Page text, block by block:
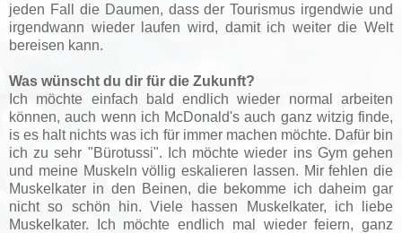
jeden Fall die Daumen, dass der Tourismus irgendwie und
irgendwann wieder laufen wird, damit ich weiter die Welt
bereisen kann.
Was wünscht du dir für die Zukunft?
Ich möchte einfach bald endlich wieder normal arbeiten
können, auch wenn ich McDonald's auch ganz witzig finde,
is es halt nichts was ich für immer machen möchte. Dafür bin
ich zu sehr "Bürotussi".
Ich möchte wieder ins Gym gehen
und meine Muskeln völlig eskalieren lassen. Mir fehlen die
Muskelkater in den Beinen, die bekomme ich daheim gar
nicht so schön hin. Viele hassen Muskelkater, ich liebe
Muskelkater.
Ich möchte endlich mal wieder feiern, ganz